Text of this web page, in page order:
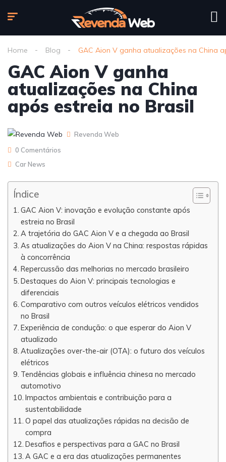
Home Blog GAC Aion V ganha atualizações na China
GAC Aion V ganha
atualizações na China
após estreia no Brasil
Revenda Web
0 Comentários
Car News
Índice
GAC Aion V: inovação e evolução constante após
estreia no Brasil
A trajetória do GAC Aion V e a chegada ao Brasil
As atualizações do Aion V na China: respostas rápidas
à concorrência
Repercussão das melhorias no mercado brasileiro
Destaques do Aion V: principais tecnologias e
diferenciais
Comparativo com outros veículos elétricos vendidos
no Brasil
Experiência de condução: o que esperar do Aion V
atualizado
Atualizações over-the-air (OTA): o futuro dos veículos
elétricos
Tendências globais e influência chinesa no mercado
automotivo
Impactos ambientais e contribuição para a
sustentabilidade
O papel das atualizações rápidas na decisão de
compra
Desafios e perspectivas para a GAC no Brasil
A GAC e a era das atualizações permanentes